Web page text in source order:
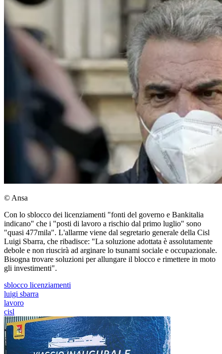
© Ansa
Con lo sblocco dei licenziamenti "fonti del governo e Bankitalia
indicano" che i "posti di lavoro a rischio dal primo luglio" sono
"quasi 477mila". L'allarme viene dal segretario generale della Cisl
Luigi Sbarra, che ribadisce: "La soluzione adottata è assolutamente
debole e non riuscirà ad arginare lo tsunami sociale e occupazionale.
Bisogna trovare soluzioni per allungare il blocco e rimettere in moto
gli investimenti".
sblocco licenziamenti
luigi sbarra
lavoro
cisl